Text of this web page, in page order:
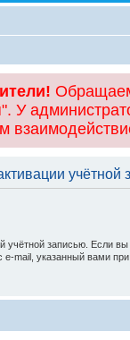
У
учётной
учётной записью. Если вы
mail, указанный вами при